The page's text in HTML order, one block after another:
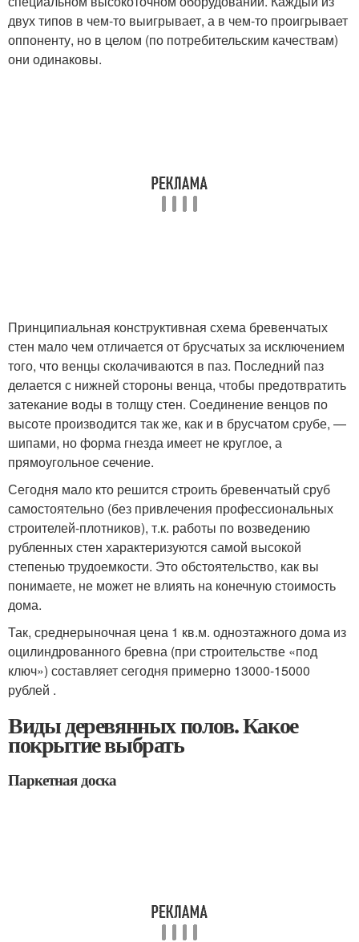
двух типов в чем-то выигрывает, а в чем-то проигрывает
оппоненту, но в целом (по потребительским качествам)
они одинаковы.
Принципиальная конструктивная схема бревенчатых
стен мало чем отличается от брусчатых за исключением
того, что венцы сколачиваются в паз. Последний паз
делается с нижней стороны венца, чтобы предотвратить
затекание воды в толщу стен. Соединение венцов по
высоте производится так же, как и в брусчатом срубе, —
шипами, но форма гнезда имеет не круглое, а
прямоугольное сечение.
Сегодня мало кто решится строить бревенчатый сруб
самостоятельно (без привлечения профессиональных
строителей-плотников), т.к. работы по возведению
рубленных стен характеризуются самой высокой
степенью трудоемкости. Это обстоятельство, как вы
понимаете, не может не влиять на конечную стоимость
дома.
Так, среднерыночная цена 1 кв.м. одноэтажного дома из
оцилиндрованного бревна (при строительстве «под
ключ») составляет сегодня примерно 13000-15000
рублей .
Виды деревянных полов. Какое
покрытие выбрать
Паркетная доска